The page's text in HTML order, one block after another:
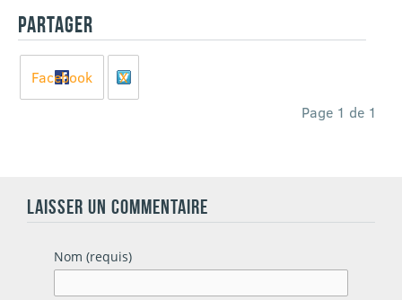
PARTAGER
Facebook
X
Page 1 de 1
LAISSER UN COMMENTAIRE
Nom (requis)